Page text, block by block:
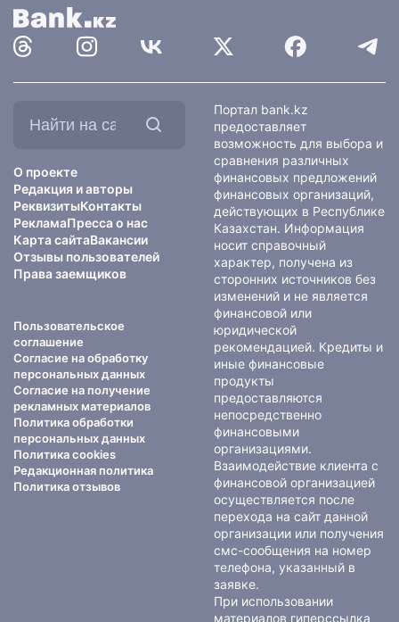
О проекте
Редакция и авторы
РеквизитыКонтакты
РекламаПресса о нас
Карта сайтаВакансии
Отзывы пользователей
Права заемщиков
Пользовательское
соглашение
Согласие на обработку
персональных данных
Согласие на получение
рекламных материалов
Политика обработки
персональных данных
Политика cookies
Редакционная политика
Политика отзывов
Портал bank.kz
предоставляет
возможность для выбора и
сравнения различных
финансовых предложений
финансовых организаций,
действующих в Республике
Казахстан. Информация
носит справочный
характер, получена из
сторонних источников без
изменений и не является
финансовой или
юридической
рекомендацией. Кредиты и
иные финансовые
продукты
предоставляются
непосредственно
финансовыми
организациями.
Взаимодействие клиента с
финансовой организацией
осуществляется после
перехода на сайт данной
организации или получения
смс-сообщения на номер
телефона, указанный в
заявке.
При использовании
материалов гиперссылка